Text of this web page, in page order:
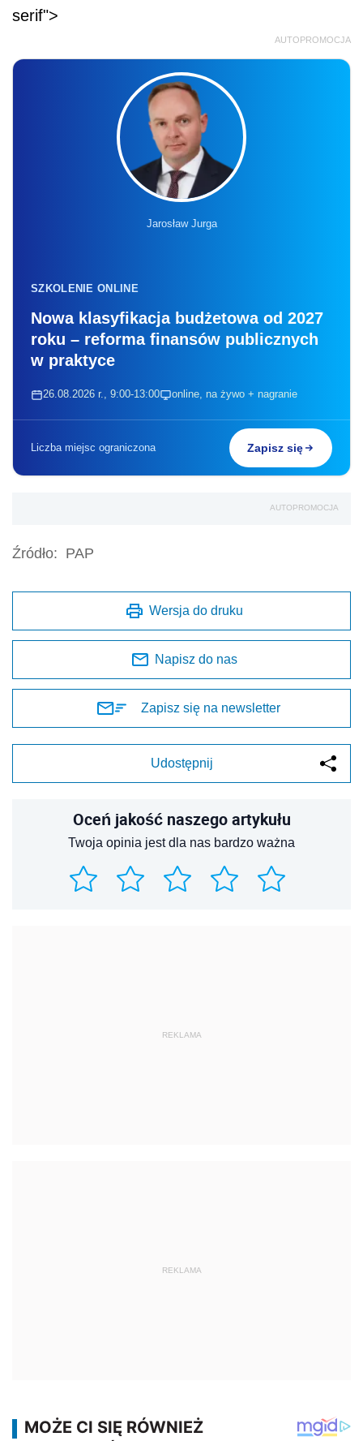
serif">
AUTOPROMOCJA
Jarosław Jurga
SZKOLENIE ONLINE
Nowa klasyfikacja budżetowa od 2027
roku – reforma finansów publicznych
w praktyce
26.08.2026 r., 9:00-13:00 online, na żywo + nagranie
Liczba miejsc ograniczona Zapisz się
AUTOPROMOCJA
Źródło: PAP
Wersja do druku
Napisz do nas
Zapisz się na newsletter
Udostępnij
Oceń jakość naszego artykułu
Twoja opinia jest dla nas bardzo ważna
REKLAMA
REKLAMA